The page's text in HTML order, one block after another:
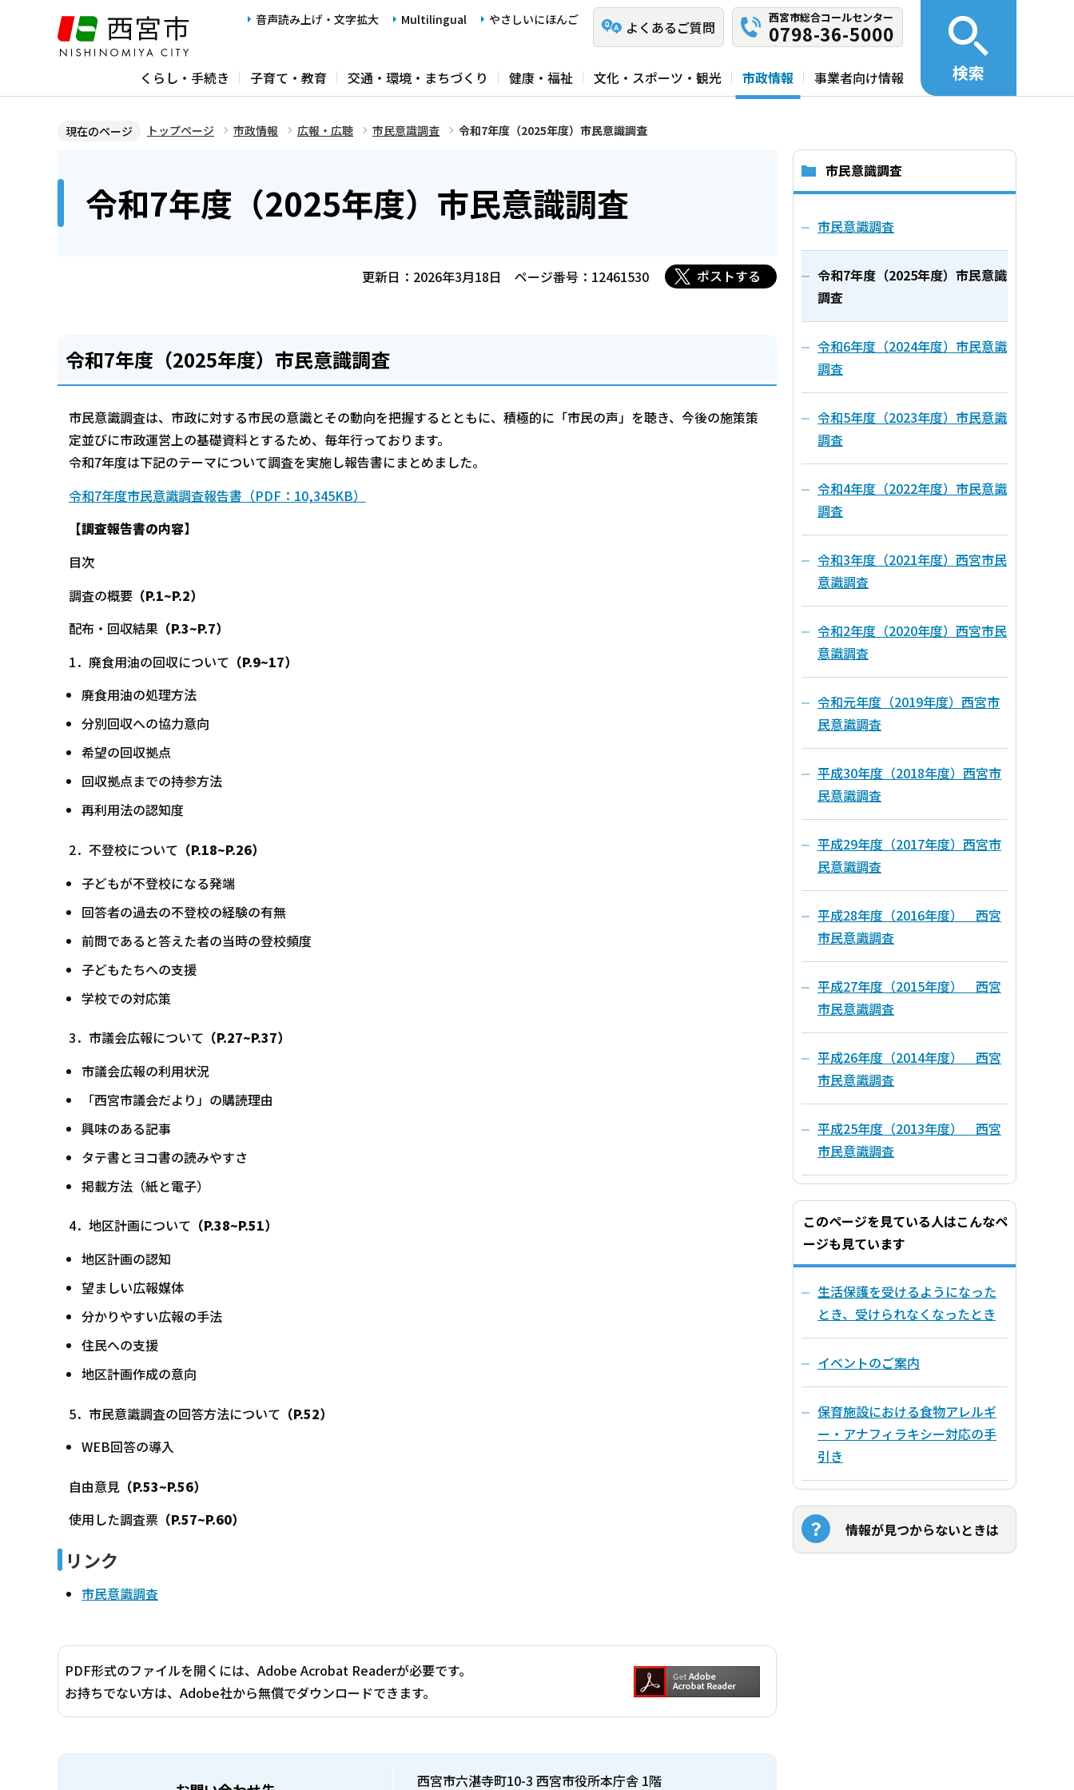
ジ
音声読み上げ・文字拡大 Multilingual やさしいにほんご よくあるご質問
西宮市総合コールセンター
0798-36-5000
くらし・手続き 子育て・教育 交通・環境・まちづくり 健康・福祉 文化・スポーツ・観光 市政情報 事業者向け情報 検索
現在のページ トップページ 市政情報 広報・広聴 市民意識調査 令和7年度（2025年度）市民意識調査
令和7年度（2025年度）市民意識調査
更新日：2026年3月18日 ページ番号：12461530 ポストする
令和7年度（2025年度）市民意識調査
市民意識調査は、市政に対する市民の意識とその動向を把握するとともに、積極的に「市民の声」を聴き、今後の施策策
定並びに市政運営上の基礎資料とするため、毎年行っております。
令和7年度は下記のテーマについて調査を実施し報告書にまとめました。
令和7年度市民意識調査報告書（PDF：10,345KB）
【調査報告書の内容】
目次
調査の概要（P.1~P.2）
配布・回収結果 （P.3~P.7）
1．廃食用油の回収について （P.9~17）
廃食用油の処理方法
分別回収への協力意向
希望の回収拠点
回収拠点までの持参方法
再利用法の認知度
2．不登校について （P.18~P.26）
子どもが不登校になる発端
回答者の過去の不登校の経験の有無
前問であると答えた者の当時の登校頻度
子どもたちへの支援
学校での対応策
3．市議会広報について （P.27~P.37）
市議会広報の利用状況
「西宮市議会だより」の購読理由
興味のある記事
タテ書とヨコ書の読みやすさ
掲載方法（紙と電子）
4．地区計画について （P.38~P.51）
地区計画の認知
望ましい広報媒体
分かりやすい広報の手法
住民への支援
地区計画作成の意向
5．市民意識調査の回答方法について （P.52）
WEB回答の導入
自由意見（P.53~P.56）
使用した調査票（P.57~P.60）
リンク
市民意識調査
PDF形式のファイルを開くには、Adobe Acrobat Readerが必要です。
お持ちでない方は、Adobe社から無償でダウンロードできます。
西宮市六湛寺町10-3 西宮市役所本庁舎 1階
市民意識調査
市民意識調査
令和7年度（2025年度）市民意識
調査
令和6年度（2024年度）市民意識
調査
令和5年度（2023年度）市民意識
調査
令和4年度（2022年度）市民意識
調査
令和3年度（2021年度）西宮市民
意識調査
令和2年度（2020年度）西宮市民
意識調査
令和元年度（2019年度）西宮市
民意識調査
平成30年度（2018年度）西宮市
民意識調査
平成29年度（2017年度）西宮市
民意識調査
平成28年度（2016年度） 西宮
市民意識調査
平成27年度（2015年度） 西宮
市民意識調査
平成26年度（2014年度） 西宮
市民意識調査
平成25年度（2013年度） 西宮
市民意識調査
このページを見ている人はこんなペ
ージも見ています
生活保護を受けるようになった
とき、受けられなくなったとき
イベントのご案内
保育施設における食物アレルギ
ー・アナフィラキシー対応の手
引き
情報が見つからないときは